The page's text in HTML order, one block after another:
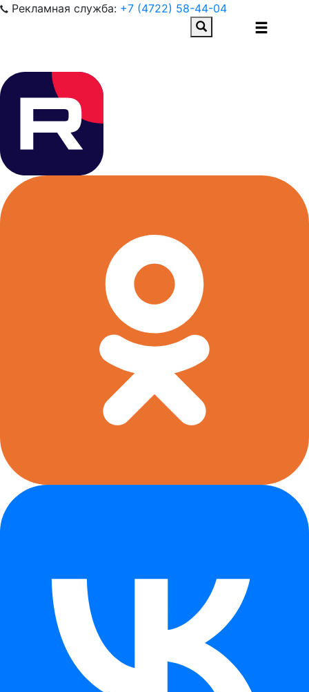
Рекламная служба: +7 (4722) 58-44-04